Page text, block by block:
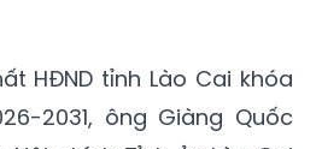
HĐND tỉnh Lào Cai khóa
Nội chính Tỉnh ủy Lào Cai
tín nhiệm bầu giữ chức